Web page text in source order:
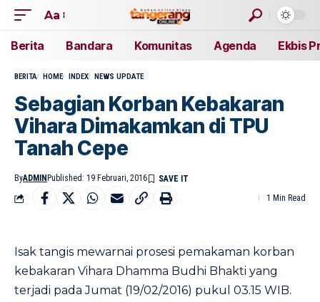
Aa
Berita Bandara Komunitas Agenda Ekbis
BERITA HOME INDEX NEWS UPDATE
Sebagian Korban Kebakaran
Vihara Dimakamkan di TPU
Tanah Cepe
ByADMIN Published: 19 Februari, 2016
1 Min Read
Isak tangis mewarnai prosesi pemakaman korban
kebakaran Vihara Dhamma Budhi Bhakti yang
terjadi pada Jumat (19/02/2016) pukul 03.15 WIB.